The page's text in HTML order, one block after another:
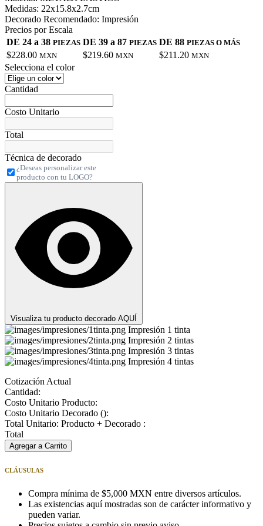
Medidas: 22x15.8x2.7cm
Decorado Recomendado: Impresión
Precios por Escala
DE 24 a 38 PIEZAS DE 39 a 87 PIEZAS DE 88 PIEZAS O MÁS
$228.00 MXN $219.60 MXN $211.20 MXN
Selecciona el color
Cantidad
Costo Unitario
Total
Técnica de decorado
¿Deseas personalizar este
producto con tu LOGO?
Visualiza tu producto decorado AQUÍ
Impresión 1 tinta
Impresión 2 tintas
Impresión 3 tintas
Impresión 4 tintas
Cotización Actual
Cantidad:
Costo Unitario Producto:
Costo Unitario Decorado ():
Total Unitario: Producto + Decorado :
Total
Agregar a Carrito
CLÁUSULAS
Compra mínima de $5,000 MXN entre diversos artículos.
Las existencias aquí mostradas son de carácter informativo y
pueden variar.